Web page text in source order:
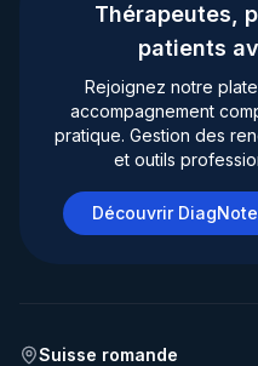
Thérapeutes,
patients
Rejoignez notre
accompagnement
pratique. Gestion des
et outils
Découvrir
Suisse romande